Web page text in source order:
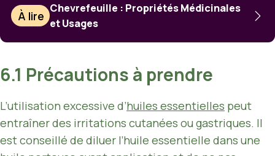
À lire
Chevrefeuille : Propriétés Médicinales
et Usages
6.1 Précautions à prendre
L’utilisation excessive d’huiles essentielles peut
entraîner des irritations cutanées ou gastriques. Il
est conseillé de diluer l’huile essentielle dans une